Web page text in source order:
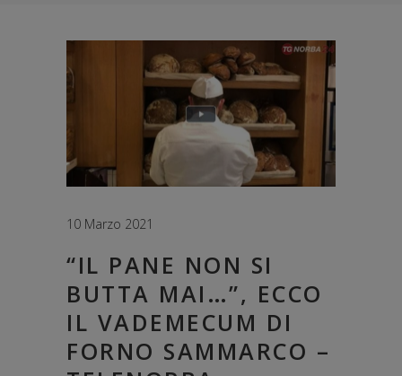
10 Marzo 2021
“IL PANE NON SI
BUTTA MAI…”, ECCO
IL VADEMECUM DI
FORNO SAMMARCO –